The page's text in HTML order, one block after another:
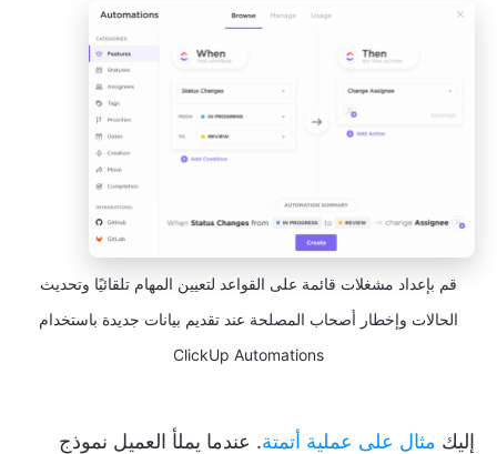
قم بإعداد مشغلات قائمة على القواعد لتعيين المهام تلقائيًا وتحديث
الحالات وإخطار أصحاب المصلحة عند تقديم بيانات جديدة باستخدام
ClickUp Automations
إليك مثال على عملية أتمتة. عندما يملأ العميل نموذج